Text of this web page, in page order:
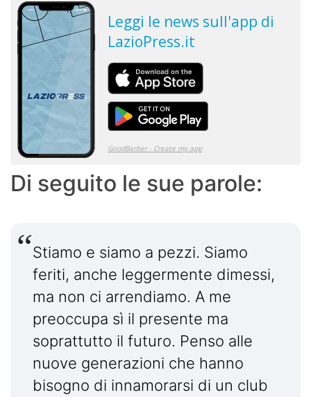
Di seguito le sue parole:
Stiamo e siamo a pezzi. Siamo
feriti, anche leggermente dimessi,
ma non ci arrendiamo. A me
preoccupa sì il presente ma
soprattutto il futuro. Penso alle
nuove generazioni che hanno
bisogno di innamorarsi di un club